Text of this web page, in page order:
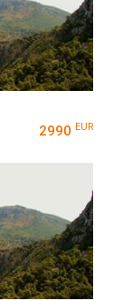
2990 EUR